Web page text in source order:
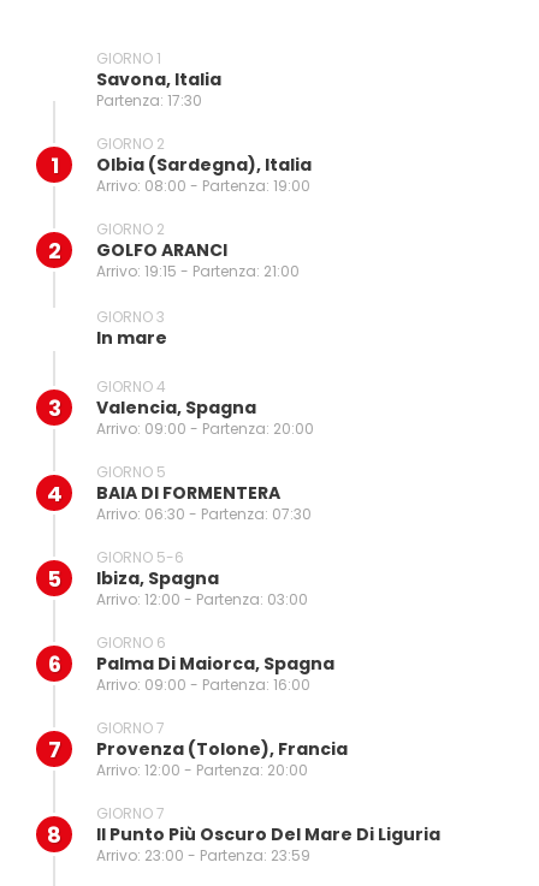
GIORNO 1
Savona, Italia
Partenza: 17:30
1
GIORNO 2
Olbia (sardegna), Italia
Arrivo: 08:00 - Partenza: 19:00
2
GIORNO 2
GOLFO ARANCI
Arrivo: 19:15 - Partenza: 21:00
GIORNO 3
In mare
3
GIORNO 4
Valencia, Spagna
Arrivo: 09:00 - Partenza: 20:00
4
GIORNO 5
BAIA DI FORMENTERA
Arrivo: 06:30 - Partenza: 07:30
5
GIORNO 5-6
Ibiza, Spagna
Arrivo: 12:00 - Partenza: 03:00
6
GIORNO 6
Palma Di Maiorca, Spagna
Arrivo: 09:00 - Partenza: 16:00
7
GIORNO 7
Provenza (tolone), Francia
Arrivo: 12:00 - Partenza: 20:00
8
GIORNO 7
Il Punto Più Oscuro Del Mare Di Liguria
Arrivo: 23:00 - Partenza: 23:59